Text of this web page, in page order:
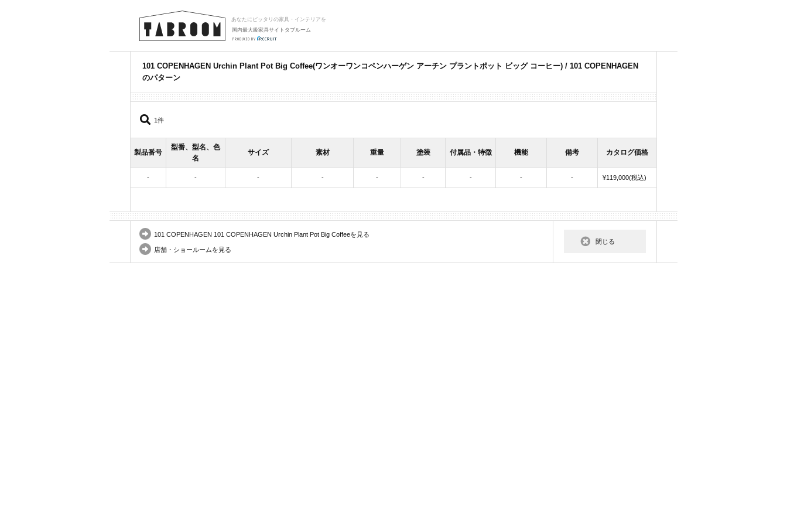
あなたにピッタリの家具・インテリアを
国内最大級家具サイトタブルーム
101 COPENHAGEN Urchin Plant Pot Big Coffee(ワンオーワンコペンハーゲン アーチン プラントポット ビッグ コーヒー) / 101 COPENHAGEN
のパターン
1件
製品番号
型番、型名、色
名
サイズ 素材 重量 塗装 付属品・特徴 機能 備考 カタログ価格
- - - - - - - - - ¥119,000(税込)
101 COPENHAGEN 101 COPENHAGEN Urchin Plant Pot Big Coffeeを見る
店舗・ショールームを見る
閉じる